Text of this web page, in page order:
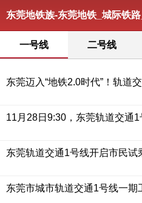
东莞地铁族-东莞地铁_城际铁
一号线 二号线
东莞迈入“地铁2.0时代”！轨道
11月28日9:30，东莞轨道交通1
东莞轨道交通1号线开启市民试
东莞市城市轨道交通1号线一期